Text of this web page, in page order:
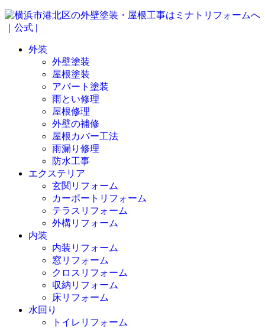
外装
外壁塗装
屋根塗装
アパート塗装
雨とい修理
屋根修理
外壁の補修
屋根カバー工法
雨漏り修理
防水工事
エクステリア
玄関リフォーム
カーポートリフォーム
テラスリフォーム
外構リフォーム
内装
内装リフォーム
窓リフォーム
クロスリフォーム
収納リフォーム
床リフォーム
水回り
トイレリフォーム